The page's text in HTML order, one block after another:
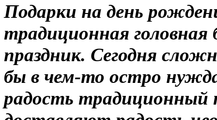
Подарки на день
традиционная головная
праздник. Сегодня
бы в чем-то остро
радость традиционный